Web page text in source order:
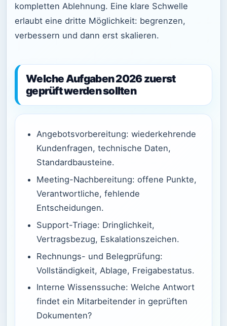
kompletten Ablehnung. Eine klare Schwelle
erlaubt eine dritte Möglichkeit: begrenzen,
verbessern und dann erst skalieren.
Welche Aufgaben 2026 zuerst
geprüft werden sollten
Angebotsvorbereitung: wiederkehrende
Kundenfragen, technische Daten,
Standardbausteine.
Meeting-Nachbereitung: offene Punkte,
Verantwortliche, fehlende
Entscheidungen.
Support-Triage: Dringlichkeit,
Vertragsbezug, Eskalationszeichen.
Rechnungs- und Belegprüfung:
Vollständigkeit, Ablage, Freigabestatus.
Interne Wissenssuche: Welche Antwort
findet ein Mitarbeitender in geprüften
Dokumenten?